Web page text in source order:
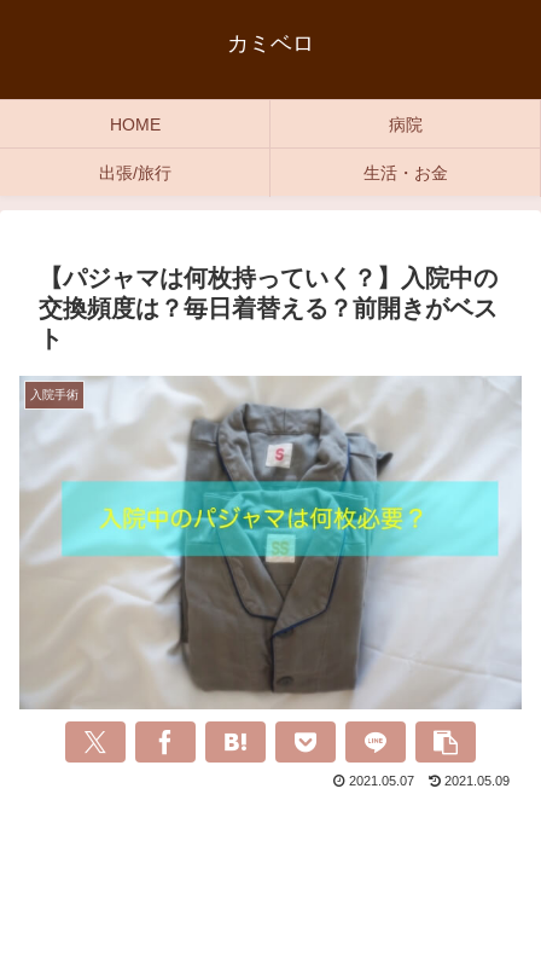
カミベロ
HOME 病院
出張/旅行 生活・お金
【パジャマは何枚持っていく？】入院中の
交換頻度は？毎日着替える？前開きがベス
ト
入院手術
2021.05.07 2021.05.09